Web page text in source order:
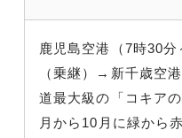
鹿児島空港（7時30
（乗継）→新千歳空
道最大級の「コキア
月から10月に緑から